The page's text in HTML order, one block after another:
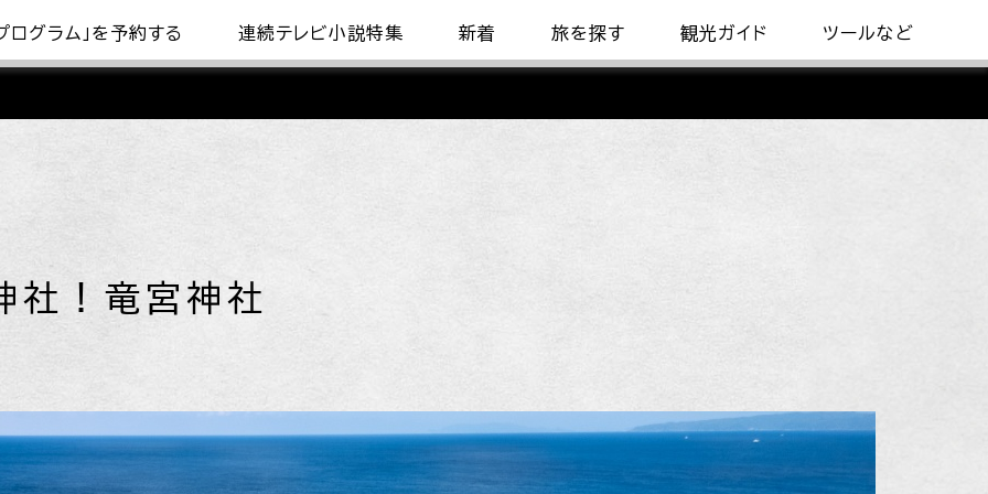
ログラム」を予約する 連続テレビ小説特集 新着 旅を探す 観光ガイド ツールなど
社！竜宮神社